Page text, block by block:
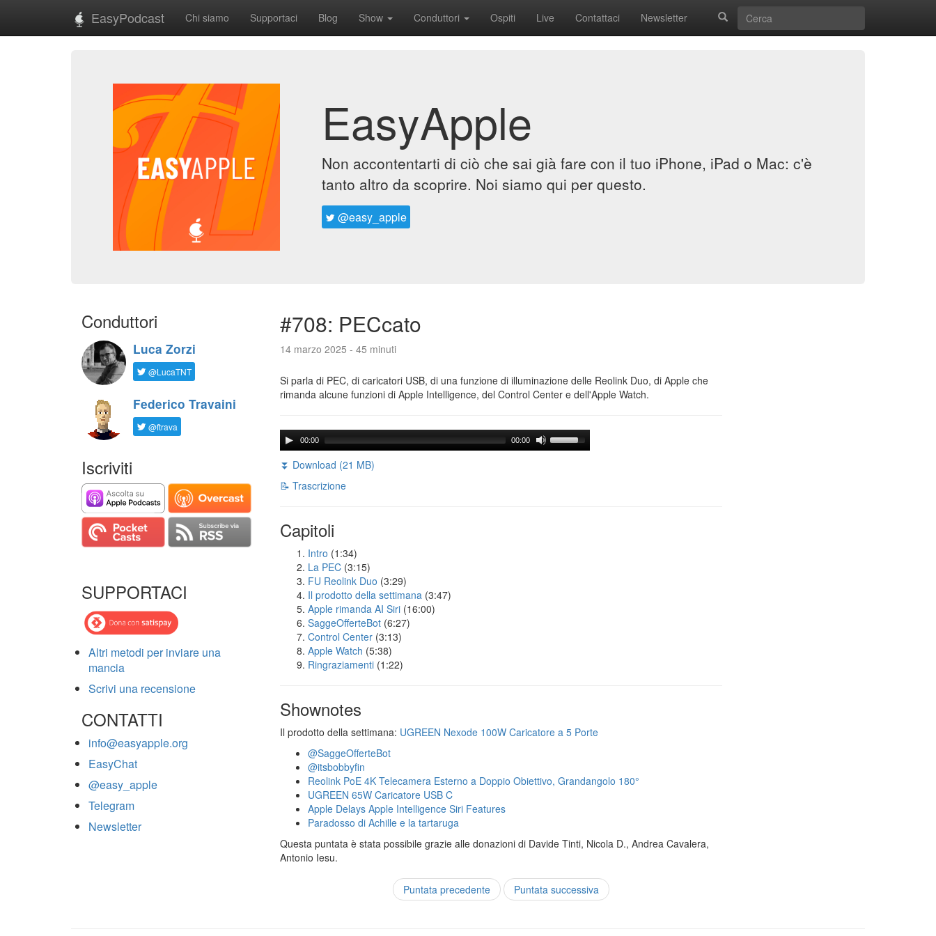
EasyPodcast Chi siamo Supportaci Blog Show Conduttori Ospiti Live Contattaci Newsletter
EasyApple
Non accontentarti di ciò che sai già fare con il tuo iPhone, iPad o Mac: c'è
tanto altro da scoprire. Noi siamo qui per questo.
@easy_apple
Conduttori
Luca Zorzi
@LucaTNT
Federico Travaini
@ftrava
Iscriviti
SUPPORTACI
Altri metodi per inviare una
mancia
Scrivi una recensione
CONTATTI
info@easyapple.org
EasyChat
@easy_apple
Telegram
Newsletter
#708: PECcato
14 marzo 2025 - 45 minuti
Si parla di PEC, di caricatori USB, di una funzione di illuminazione delle Reolink Duo, di Apple che
rimanda alcune funzioni di Apple Intelligence, del Control Center e dell'Apple Watch.
00:00 00:00
⏬ Download (21 MB)
📝 Trascrizione
Capitoli
Intro (1:34)
La PEC (3:15)
FU Reolink Duo (3:29)
Il prodotto della settimana (3:47)
Apple rimanda AI Siri (16:00)
SaggeOfferteBot (6:27)
Control Center (3:13)
Apple Watch (5:38)
Ringraziamenti (1:22)
Shownotes
Il prodotto della settimana: UGREEN Nexode 100W Caricatore a 5 Porte
@SaggeOfferteBot
@itsbobbyfin
Reolink PoE 4K Telecamera Esterno a Doppio Obiettivo, Grandangolo 180°
UGREEN 65W Caricatore USB C
Apple Delays Apple Intelligence Siri Features
Paradosso di Achille e la tartaruga
Questa puntata è stata possibile grazie alle donazioni di Davide Tinti, Nicola D., Andrea Cavalera,
Antonio Iesu.
Puntata precedente Puntata successiva